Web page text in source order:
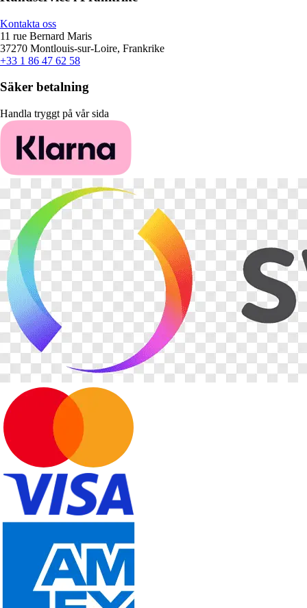
Kontakta oss
11 rue Bernard Maris
37270 Montlouis-sur-Loire, Frankrike
+33 1 86 47 62 58
Säker betalning
Handla tryggt på vår sida